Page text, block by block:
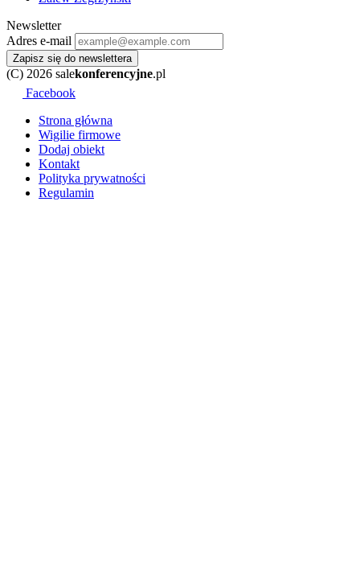
Newsletter
Adres e-mail
Zapisz się do newslettera
(C) 2026 salekonferencyjne.pl
Facebook
Strona główna
Wigilie firmowe
Dodaj obiekt
Kontakt
Polityka prywatności
Regulamin